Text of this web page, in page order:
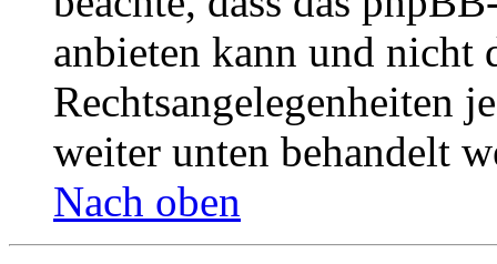
anbieten kann und nicht
Rechtsangelegenheiten
weiter unten behandelt
Nach oben